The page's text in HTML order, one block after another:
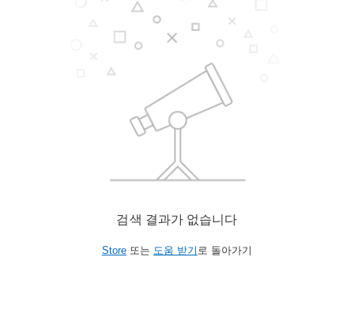
검색 결과가 없습니다
Store 또는 도움 받기 로 돌아가기